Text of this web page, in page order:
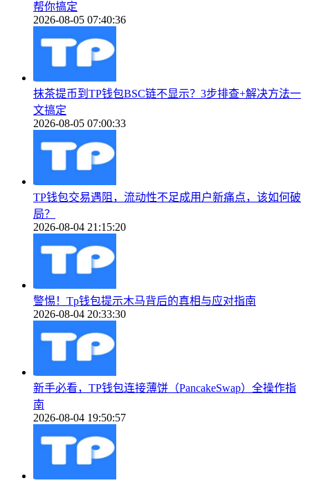
帮你搞定
2026-08-05 07:40:36
抹茶提币到TP钱包BSC链不显示？3步排查+解决方法一
文搞定
2026-08-05 07:00:33
TP钱包交易遇阻，流动性不足成用户新痛点，该如何破
局？
2026-08-04 21:15:20
警惕！Tp钱包提示木马背后的真相与应对指南
2026-08-04 20:33:30
新手必看，TP钱包连接薄饼（PancakeSwap）全操作指
南
2026-08-04 19:50:57